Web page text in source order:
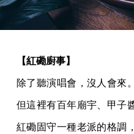
【紅磡廚事】
除了聽演唱會，沒人會來
但這裡有百年廟宇、甲子
紅磡固守一種老派的格調